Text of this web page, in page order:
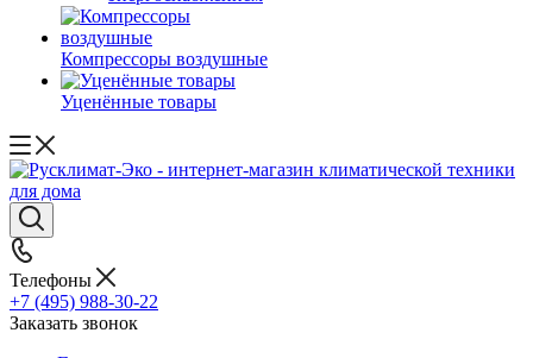
Компрессоры воздушные
Уценённые товары
Телефоны
+7 (495) 988-30-22
Заказать звонок